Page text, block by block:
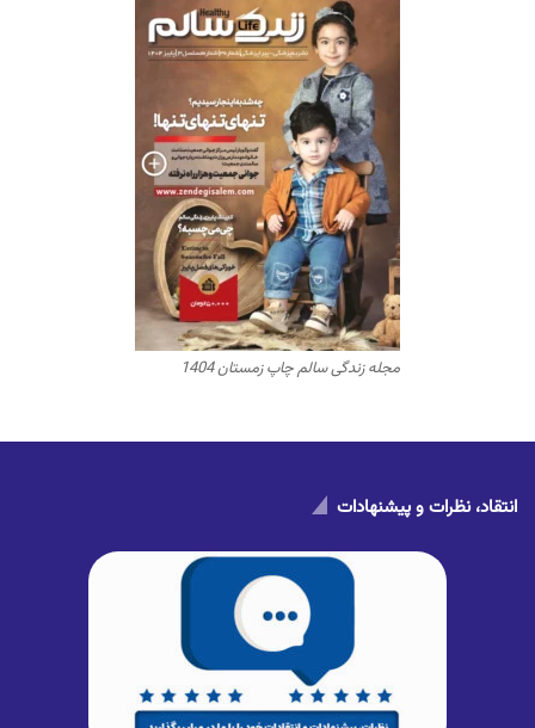
مجله زندگی سالم چاپ زمستان 1404
انتقاد، نظرات و پیشنهادات